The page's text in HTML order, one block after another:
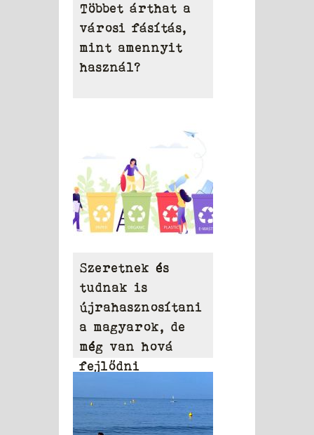
Többet árthat a
városi fásítás,
mint amennyit
használ?
Szeretnek és
tudnak is
újrahasznosítani
a magyarok, de
még van hová
fejlődni